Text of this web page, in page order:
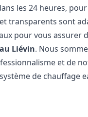
les 24 heures,
transparents sont
pour vous assurer
Liévin. Nous
et de
de chauffage